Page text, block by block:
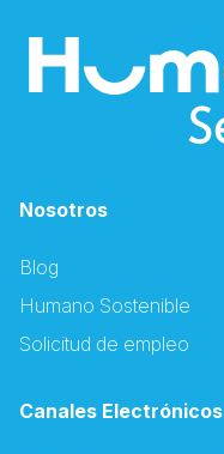
Nosotros
Blog
Humano Sostenible
Solicitud de empleo
Canales Electrónicos